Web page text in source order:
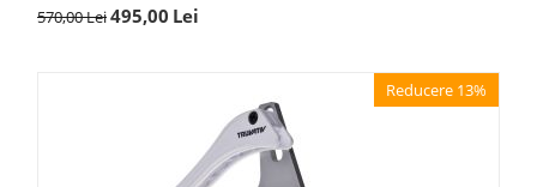
570,00Lei495,00 Lei
Reducere 13%